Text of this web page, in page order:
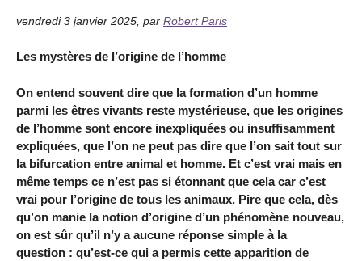
vendredi 3 janvier 2025 par Robert Paris
Les mystères de l’origine de l’homme
On entend souvent dire que la formation d’un homme
parmi les êtres vivants reste mystérieuse, que les origines
de l’homme sont encore inexpliquées ou insuffisamment
expliquées, que l’on ne peut pas dire que l’on sait tout sur
la bifurcation entre animal et homme. Et c’est vrai mais en
même temps ce n’est pas si étonnant que cela car c’est
vrai pour l’origine de tous les animaux. Pire que cela, dès
qu’on manie la notion d’origine d’un phénomène nouveau,
on est sûr qu’il n’y a aucune réponse simple à la
question : qu’est-ce qui a permis cette apparition de